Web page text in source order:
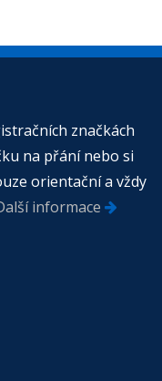
značkách
na přání nebo si
orientační a vždy
informace